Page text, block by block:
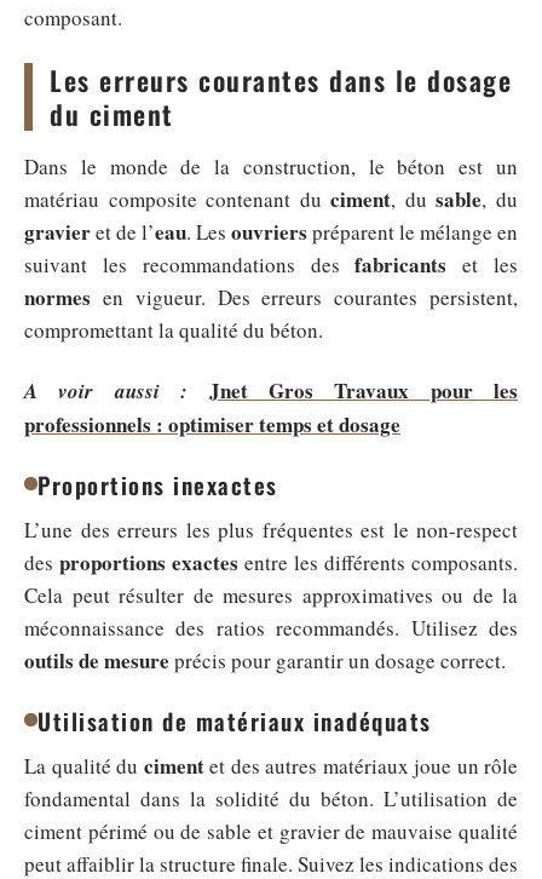
composant.
Les erreurs courantes dans le dosage
du ciment
Dans le monde de la construction, le béton est un
matériau composite contenant duciment, dusable, du
gravieret de l’eau. Les ouvriers préparent le mélange en
suivant les recommandations desfabricants et les
normes en vigueur. Des erreurs courantes persistent,
compromettant la qualité du béton.
A voir aussi :
Jnet Gros Travaux pour les
professionnels : optimiser temps et dosage
Proportions inexactes
L’une des erreurs les plus fréquentes est le non-respect
des proportions exactes entre les différents composants.
Cela peut résulter de mesures approximatives ou de la
méconnaissance des ratios recommandés. Utilisez des
outils de mesure précis pour garantir un dosage correct.
Utilisation de matériaux inadéquats
La qualité du cimentet des autres matériaux joue un rôle
fondamental dans la solidité du béton. L’utilisation de
ciment périmé ou de sable et gravier de mauvaise qualité
peut affaiblir la structure finale. Suivez les indications des